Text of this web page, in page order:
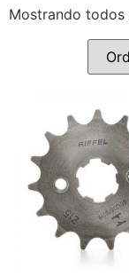
Mostrando